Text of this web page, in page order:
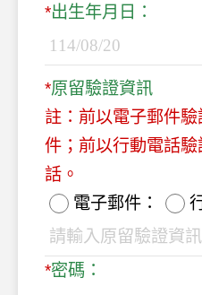
出生年月日：
原留驗證資訊
註：前以電子郵件
件；前以行動電話
話。
電子郵件：
密碼：